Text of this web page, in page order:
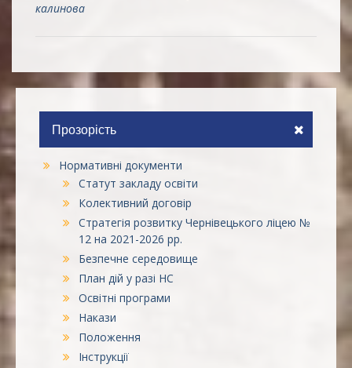
калинова
Прозорість
Нормативні документи
Статут закладу освіти
Колективний договір
Стратегія розвитку Чернівецького ліцею №
12 на 2021-2026 рр.
Безпечне середовище
План дій у разі НС
Освітні програми
Накази
Положення
Інструкції